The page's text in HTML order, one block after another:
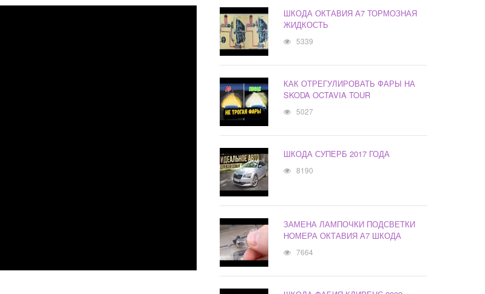
ШКОДА ОКТАВИЯ А7 ТОРМОЗНАЯ
ЖИДКОСТЬ
5339
КАК ОТРЕГУЛИРОВАТЬ ФАРЫ НА
SKODA OCTAVIA TOUR
5027
ШКОДА СУПЕРБ 2017 ГОДА
8190
ЗАМЕНА ЛАМПОЧКИ ПОДСВЕТКИ
НОМЕРА ОКТАВИЯ А7 ШКОДА
7664